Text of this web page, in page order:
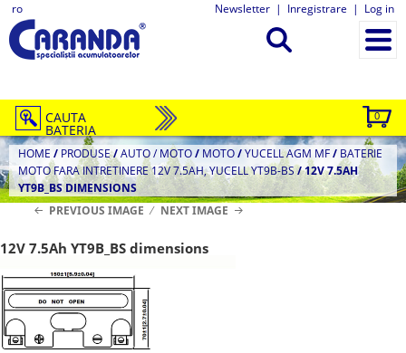
ro Newsletter | Inregistrare | Log in
0
CAUTA
BATERIA
HOME / PRODUSE/AUTO / MOTO/ MOTO/YUCELL AGM MF/ BATERIE
MOTO FARA INTRETINERE 12V 7.5AH, YUCELL YT9B-BS/12V 7.5AH
YT9B_BS DIMENSIONS
PREVIOUS IMAGE
NEXT IMAGE
12V 7.5Ah YT9B_BS dimensions